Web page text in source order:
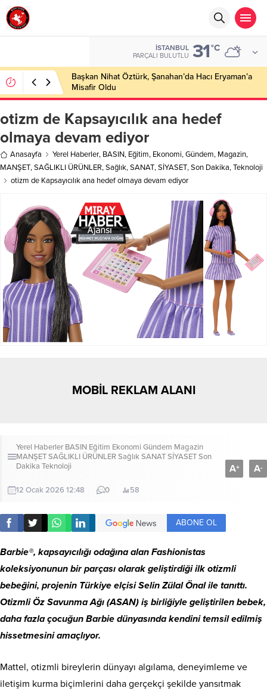
İSTANBUL
PARÇALI BULUTLU 31°C
Başkan Nihat Öztürk, Şanahan’da Hacı Eryaman’a
Misafir Oldu
otizm de Kapsayıcılık ana hedef
olmaya devam ediyor
Anasayfa Yerel Haberler, BASIN, Eğitim, Ekonomi,Gündem, Magazin,
MANŞET,SAĞLIKLI ÜRÜNLER,Sağlık,SANAT,SİYASET,Son Dakika,Teknoloji
otizm de Kapsayıcılık ana hedef olmaya devam ediyor
MOBİL REKLAM ALANI
Yerel Haberler BASIN Eğitim Ekonomi Gündem Magazin
MANŞETSAĞLIKLI ÜRÜNLERSağlıkSANATSİYASETSon
Dakika Teknoloji
12 Ocak 2026 12:48 0 58
A+ A-
ABONE OL
Barbie®, kapsayıcılığı odağına alan Fashionistas
koleksiyonunun bir parçası olarak geliştirdiği ilk otizmli
bebeğini, projenin Türkiye elçisi Selin Zülal Önal ile tanıttı.
Otizmli Öz Savunma Ağı (ASAN) iş birliğiyle geliştirilen bebek,
daha fazla çocuğun Barbie dünyasında kendini temsil edilmiş
hissetmesini amaçlıyor.
Mattel, otizmli bireylerin dünyayı algılama, deneyimleme ve
iletişim kurma biçimlerini daha gerçekçi şekilde yansıtmak